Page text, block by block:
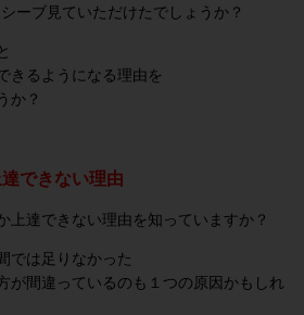
ーブ見ていただけたでしょうか？
きるようになる理由を
か？
できない理由
上達できない理由を知っていますか？
では足りなかった
が間違っているのも１つの原因かもしれ